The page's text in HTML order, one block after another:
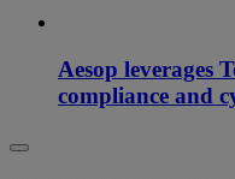
Aesop leverages
compliance and